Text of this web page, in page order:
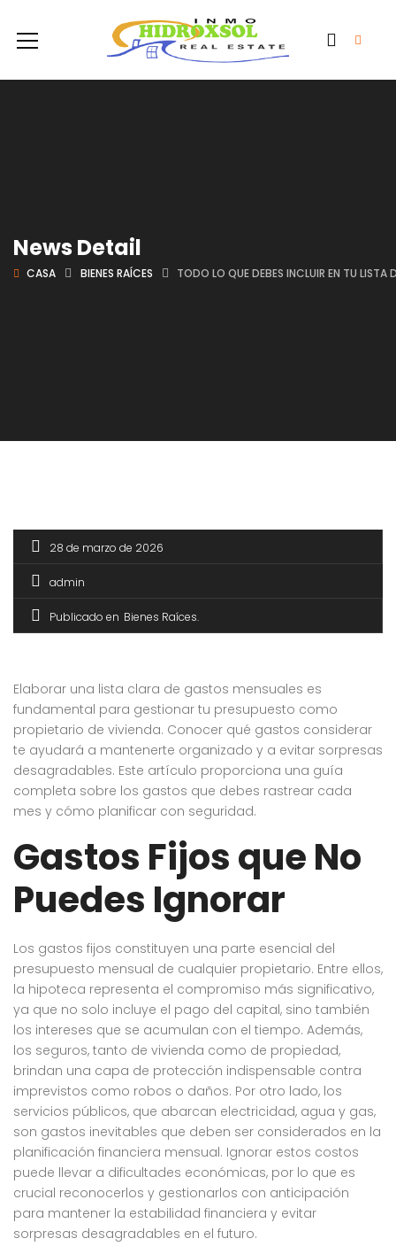
News Detail
CASA BIENES RAÍCES TODO LO QUE DEBES INCLUIR EN TU
28 de marzo de 2026
admin
Publicado en Bienes Raíces
Elaborar una lista clara de gastos mensuales es
fundamental para gestionar tu presupuesto como
propietario de vivienda. Conocer qué gastos considerar
te ayudará a mantenerte organizado y a evitar sorpresas
desagradables. Este artículo proporciona una guía
completa sobre los gastos que debes rastrear cada
mes y cómo planificar con seguridad.
Gastos Fijos que No
Puedes Ignorar
Los gastos fijos constituyen una parte esencial del
presupuesto mensual de cualquier propietario. Entre ellos,
la hipoteca representa el compromiso más significativo,
ya que no solo incluye el pago del capital, sino también
los intereses que se acumulan con el tiempo. Además,
los seguros, tanto de vivienda como de propiedad,
brindan una capa de protección indispensable contra
imprevistos como robos o daños. Por otro lado, los
servicios públicos, que abarcan electricidad, agua y gas,
son gastos inevitables que deben ser considerados en la
planificación financiera mensual. Ignorar estos costos
puede llevar a dificultades económicas, por lo que es
crucial reconocerlos y gestionarlos con anticipación
para mantener la estabilidad financiera y evitar
sorpresas desagradables en el futuro.